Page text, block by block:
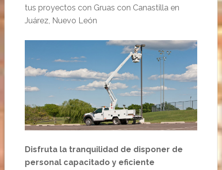
tus proyectos con Gruas con Canastilla en
Juárez, Nuevo León
Disfruta la tranquilidad de disponer de
personal capacitado y eficiente